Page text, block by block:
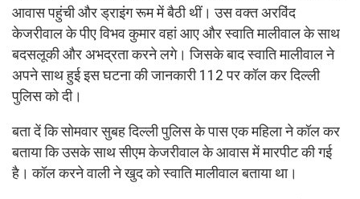
आवास पहुंची और ड्राइंग रूम में बैठी थीं। उस वक्त अरविंद
केजरीवाल के पीए विभव कुमार वहां आए और स्वाति मालीवाल के साथ
बदसलूकी और अभद्रता करने लगे। जिसके बाद स्वाति मालीवाल ने
अपने साथ हुई इस घटना की जानकारी 112 पर कॉल कर दिल्ली
पुलिस को दी।
बता दें कि सोमवार सुबह दिल्ली पुलिस के पास एक महिला ने कॉल कर
बताया कि उसके साथ सीएम केजरीवाल के आवास में मारपीट की गई
है। कॉल करने वाली ने खुद को स्वाति मालीवाल बताया था।